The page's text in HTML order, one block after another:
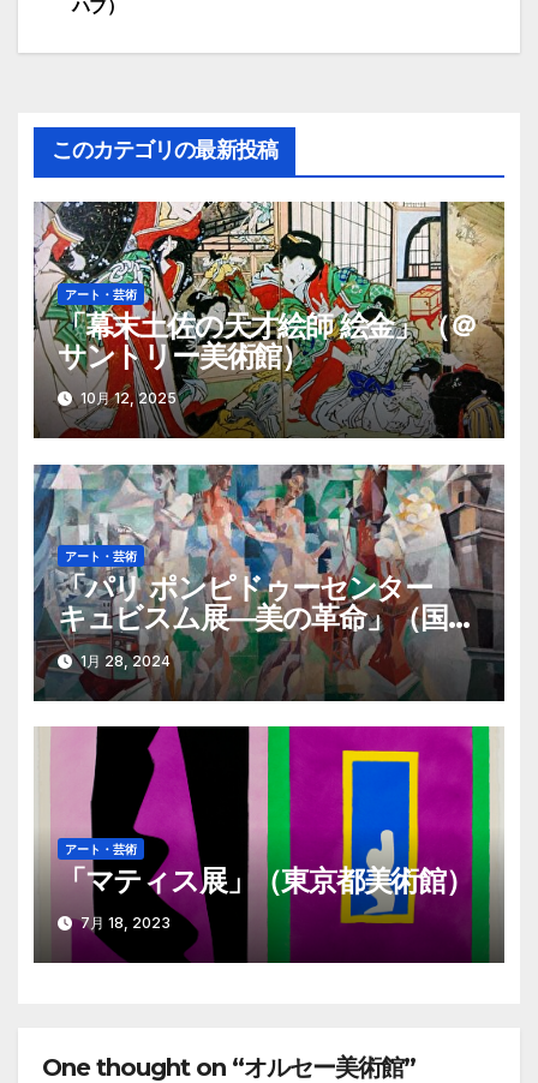
ナ
ゲ
ー
シ
ョ
ン
ハブ）
このカテゴリの最新投稿
アート・芸術
「幕末土佐の天才絵師 絵金」（＠
サントリー美術館）
10月 12, 2025
アート・芸術
「パリ ポンピドゥーセンター
キュビスム展―美の革命」（国立
西洋美術館）
1月 28, 2024
アート・芸術
「マティス展」（東京都美術館）
7月 18, 2023
One thought on “オルセー美術館”